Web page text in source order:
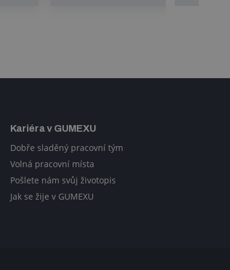
Kariéra v GUMEXU
Dobře sladěný pracovní tým
Volná pracovní místa
Pošlete nám svůj životopis
Jak se žije v GUMEXU